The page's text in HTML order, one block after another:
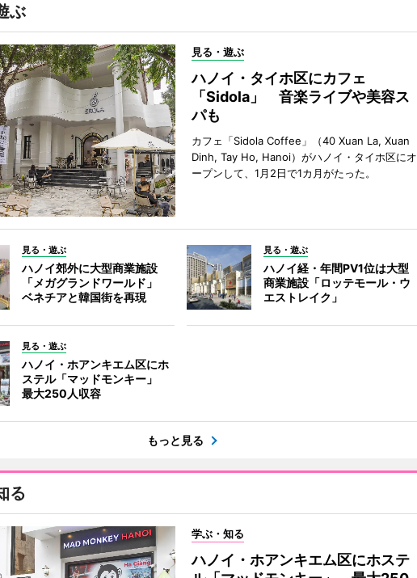
ぶ
見る・遊ぶ
ハノイ・タイホ区にカフェ
「Sidola」 音楽ライブや美容ス
パも
カフェ「Sidola Coffee」（40 Xuan La, Xuan
Dinh, Tay Ho, Hanoi）がハノイ・タイホ区にオ
ープンして、1月2日で1カ月がたった。
見る・遊ぶ
ハノイ郊外に大型商業施設
「メガグランドワールド」
ベネチアと韓国街を再現
見る・遊ぶ
ハノイ経・年間PV1位は大型
商業施設「ロッテモール・ウ
エストレイク」
見る・遊ぶ
ハノイ・ホアンキエム区にホ
ステル「マッドモンキー」
最大250人収容
もっと見る
る
学ぶ・知る
ハノイ・ホアンキエム区にホステ